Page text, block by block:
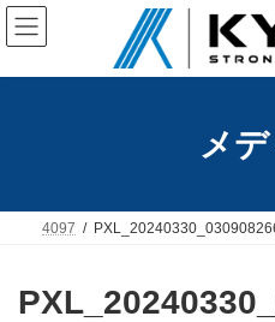
コ
ン
テ
ン
ナ
ビ
ゲ
ー
メ
4097